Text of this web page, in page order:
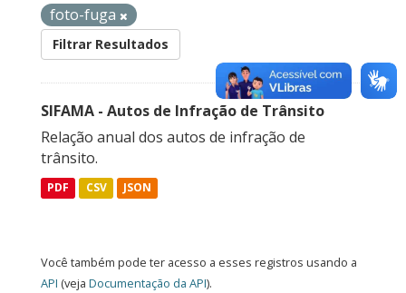
foto-fuga
Filtrar Resultados
SIFAMA - Autos de Infração de Trânsito
Relação anual dos autos de infração de
trânsito.
PDF CSV JSON
Você também pode ter acesso a esses registros usando a
API (veja Documentação da API).